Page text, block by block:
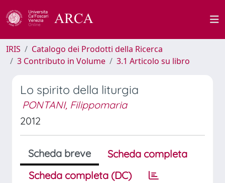
IRIS
Catalogo dei Prodotti della Ricerca
3 Contributo in Volume
3.1 Articolo su libro
Lo spirito della liturgia
PONTANI, Filippomaria
2012
Scheda breve
Scheda completa
Scheda completa (DC)